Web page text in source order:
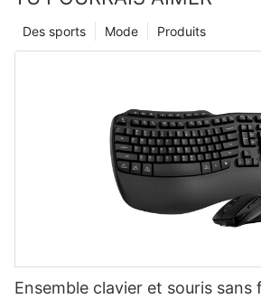
Produits
Mode
Des sports
Ensemble clavier et souris sans